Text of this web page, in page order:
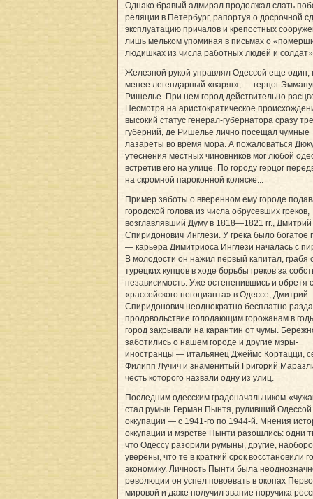
Однако бравый адмирал продолжал слать
реляции в Петербург, рапортуя о досрочной
эксплуатацию причалов и крепостных
лишь мельком упоминая в письмах о
людишках из числа работных людей и
Железной рукой управлял Одессой еще один,
менее легендарный «варяг», — герцог
Ришелье. При нем город действительно
Несмотря на аристократическое
высокий статус генерал-губернатора сразу
губерний, де Ришелье лично посещал чумные
лазареты во время мора. А пожаловаться
утеснения местных чиновников мог любой
встретив его на улице. По городу герцог
на скромной пароконной коляске...
Пример заботы о вверенном ему городе
городской голова из числа обрусевших греков,
возглавлявший Думу в 1818—1821 гг., Дмитрий
Спиридонович Инглези. У грека было богатое
— карьера Димитриоса Инглези началась с
В молодости он нажил первый капитал, грабя
турецких купцов в ходе борьбы греков за
независимость. Уже остепенившись и обретя
«рассейского негоцианта» в Одессе, Дмитрий
Спиридонович неоднократно бесплатно
продовольствие голодающим горожанам в
город закрывали на карантин от чумы.
заботились о нашем городе и другие мэры-
иностранцы — итальянец Джеймс Кортацци,
Филипп Лучич и знаменитый Григорий
честь которого назвали одну из улиц.
Последним одесским градоначальником-
стал румын Герман Пынтя, руливший Одессой
оккупации — с 1941-го по 1944-й. Мнения
оккупации и мэрстве Пынти разошлись: одни
что Одессу разорили румыны, другие,
уверены, что те в краткий срок восстановили
экономику. Личность Пынти была
революции он успел повоевать в окопах
мировой и даже получил звание поручика